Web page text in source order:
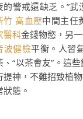
的警戒還缺乏。”
竹 高血壓中間主任
醫科金錢物慾，另
波健檢平衡。人習
、“以茶會友”。這
提神，不難招致植
狀態。